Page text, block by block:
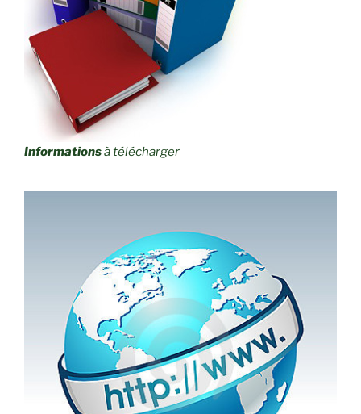
Informationsà télécharger